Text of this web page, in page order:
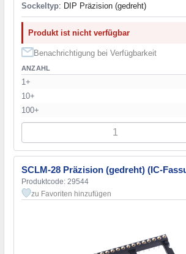
Sockeltyp: DIP Präzision (gedreht)
Produkt ist nicht verfügbar
Benachrichtigung bei Verfügbarkeit
ANZAHL
1+
10+
100+
SCLM-28 Präzision (gedreht) (IC-
Produktcode: 29544
zu Favoriten hinzufügen